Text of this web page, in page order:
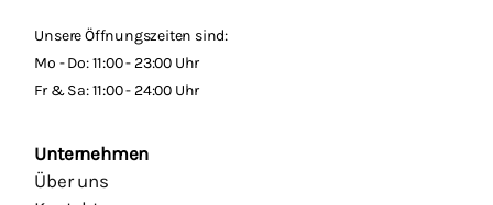
Unsere Öffnungszeiten sind:
Mo - Do: 11:00 - 23:00 Uhr
Fr & Sa: 11:00 - 24:00 Uhr
Unternehmen
Über uns